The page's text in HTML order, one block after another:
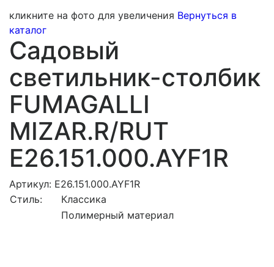
кликните на фото для увеличения Вернуться в
каталог
Садовый
светильник-столбик
FUMAGALLI
MIZAR.R/RUT
E26.151.000.AYF1R
Артикул: E26.151.000.AYF1R
Стиль:
Классика
Полимерный материал